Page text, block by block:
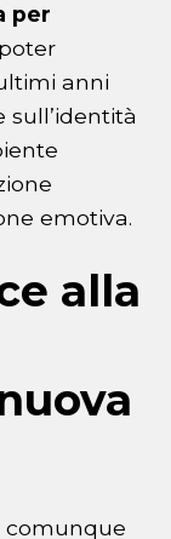
per
anni
sull’identità
emotiva.
alla
comunque